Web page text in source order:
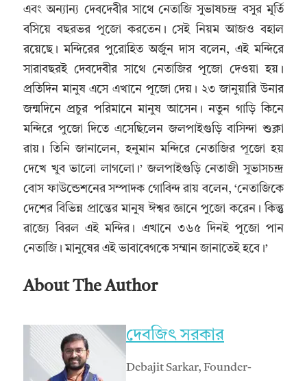
এবং অন্যান্য দেবদেবীর সাথে নেতাজি সুভাষচন্দ্র বসুর মূর্তি
বসিয়ে বছরভর পূজো করতেন। সেই নিয়ম আজও বহাল
রয়েছে। মন্দিরের পুরোহিত অর্জুন দাস বলেন, এই মন্দিরে
সারাবছরই দেবদেবীর সাথে নেতাজির পূজো দেওয়া হয়।
প্রতিদিন মানুষ এসে এখানে পূজো দেয়। ২৩ জানুয়ারি উনার
জন্মদিনে প্রচুর পরিমানে মানুষ আসেন। নতুন গাড়ি কিনে
মন্দিরে পুজো দিতে এসেছিলেন জলপাইগুড়ি বাসিন্দা শুক্লা
রায়। তিনি জানালেন, হনুমান মন্দিরে নেতাজির পূজো হয়
দেখে খুব ভালো লাগলো।’ জলপাইগুড়ি নেতাজী সুভাসচন্দ্র
বোস ফাউন্ডেশনের সম্পাদক গোবিন্দ রায় বলেন, ‘নেতাজিকে
দেশের বিভিন্ন প্রান্তের মানুষ ঈশ্বর জ্ঞানে পুজো করেন। কিন্তু
রাজ্যে বিরল এই মন্দির। এখানে ৩৬৫ দিনই পূজো পান
নেতাজি। মানুষের এই ভাবাবেগকে সম্মান জানাতেই হবে।’
About The Author
দেবজিৎ সরকার
Debajit Sarkar, Founder-